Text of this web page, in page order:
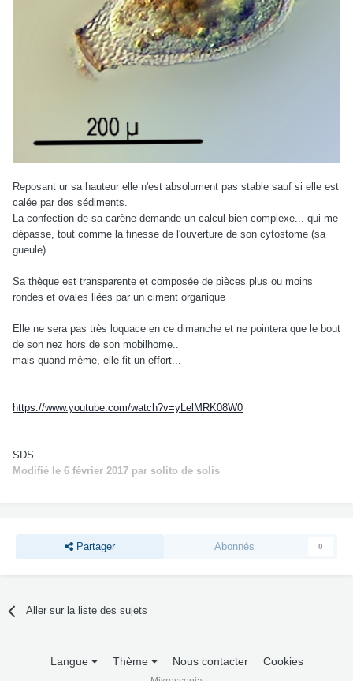
Reposant ur sa hauteur elle n'est absolument pas stable sauf si elle est
calée par des sédiments.
La confection de sa carène demande un calcul bien complexe... qui me
dépasse, tout comme la finesse de l'ouverture de son cytostome (sa
gueule)
Sa thèque est transparente et composée de pièces plus ou moins
rondes et ovales liées par un ciment organique
Elle ne sera pas très loquace en ce dimanche et ne pointera que le bout
de son nez hors de son mobilhome..
mais quand même, elle fit un effort...
https://www.youtube.com/watch?v=yLelMRK08W0
SDS
Modifié le 6 février 2017 par solito de solis
Partager Abonnés 0
Aller sur la liste des sujets
Langue Thème Nous contacter Cookies